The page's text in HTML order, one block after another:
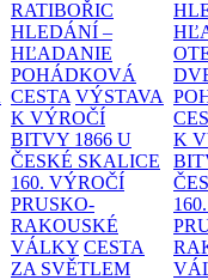
RATIBOŘIC
HLEDÁNÍ –
HĽADANIE
POHÁDKOVÁ
CESTA VÝSTAVA
K VÝROČÍ
BITVY 1866 U
ČESKÉ SKALICE
160. VÝROČÍ
PRUSKO-
RAKOUSKÉ
VÁLKY CESTA
ZA SVĚTLEM
K